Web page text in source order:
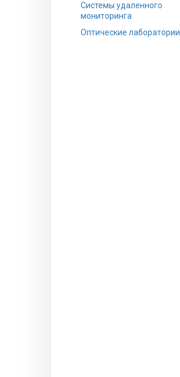
Системы удаленного
мониторинга
Оптические лаборатории